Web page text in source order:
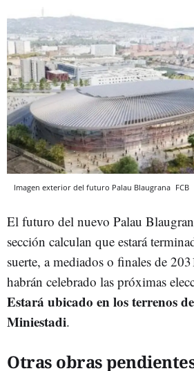
Imagen exterior del futuro Palau Blaugrana FCB
El futuro del nuevo Palau
sección calculan que estará
suerte, a mediados o finales de
habrán celebrado las próximas
Estará ubicado en los terrenos
Miniestadi.
Otras obras